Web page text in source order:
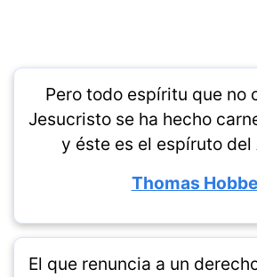
Pero todo espíritu que no
Jesucristo se ha hecho
y éste es el espíruto
Thomas
El que renuncia a un